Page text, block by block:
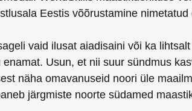
Eestis võõrustamine
vaid ilusat aiadisaini või ka
Usun, et nii suur sündmus
näha omavanuseid noori üle
järgmiste noorte südamed